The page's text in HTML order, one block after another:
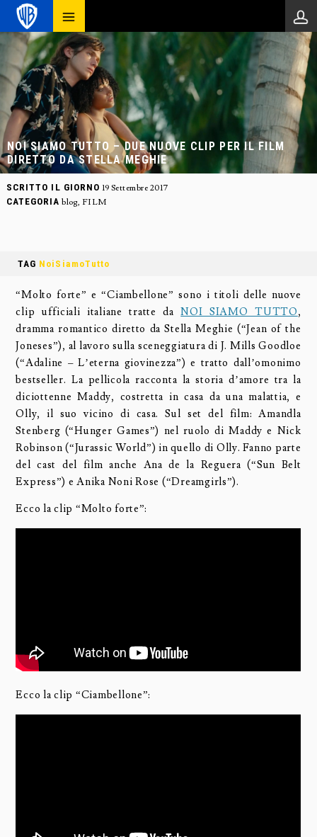
NOI SIAMO TUTTO – DUE NUOVE CLIP PER IL FILM
DIRETTO DA STELLA MEGHIE
SCRITTO IL GIORNO 19 Settembre 2017
CATEGORIA blog, FILM
TAG NoiSiamoTutto
“Molto forte” e “Ciambellone” sono i titoli delle nuove
clip ufficiali italiane tratte daNOI SIAMO TUTTO,
dramma romantico diretto da Stella Meghie (“Jean of the
Joneses”), al lavoro sulla sceneggiatura di J. Mills Goodloe
(“Adaline – L’eterna giovinezza”) e tratto dall’omonimo
bestseller. La pellicola racconta la storia d’amore tra la
diciottenne Maddy, costretta in casa da una malattia, e
Olly, il suo vicino di casa. Sul set del film: Amandla
Stenberg (“Hunger Games”) nel ruolo di Maddy e Nick
Robinson (“Jurassic World”) in quello di Olly. Fanno parte
del cast del film anche Ana de la Reguera (“Sun Belt
Express”) e Anika Noni Rose (“Dreamgirls”).
Ecco la clip “Molto forte”:
Ecco la clip “Ciambellone”: